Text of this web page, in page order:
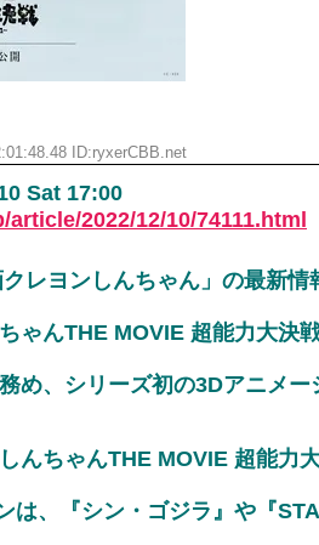
ID:ryxerCBB.net
Sat 17:00
2022/12/10/74111.html
レヨンしんちゃん」の最新
ゃんTHE MOVIE 超能力大決
め、シリーズ初の3Dアニメー
んちゃんTHE MOVIE 超能力
は、『シン・ゴジラ』や『